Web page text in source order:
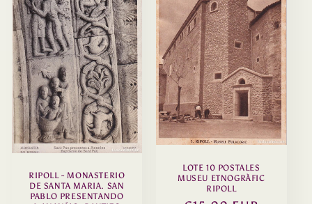
RIPOLL - MONASTERIO
DE SANTA MARIA. SAN
PABLO PRESENTANDO
LOTE 10 POSTALES
MUSEU ETNOGRÀFIC
RIPOLL